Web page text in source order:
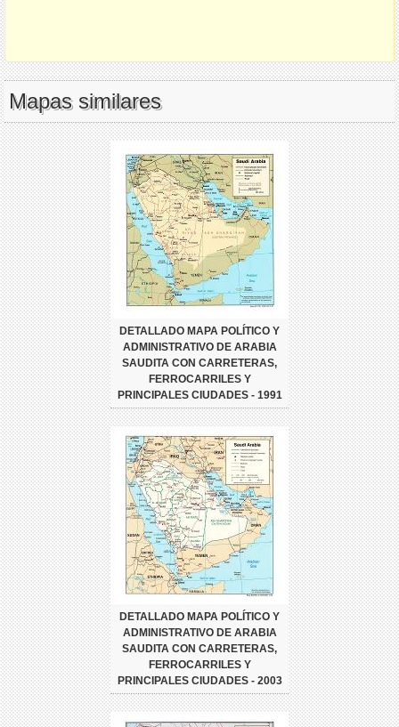
Mapas similares
DETALLADO MAPA POLÍTICO Y
ADMINISTRATIVO DE ARABIA
SAUDITA CON CARRETERAS,
FERROCARRILES Y
PRINCIPALES CIUDADES - 1991
DETALLADO MAPA POLÍTICO Y
ADMINISTRATIVO DE ARABIA
SAUDITA CON CARRETERAS,
FERROCARRILES Y
PRINCIPALES CIUDADES - 2003